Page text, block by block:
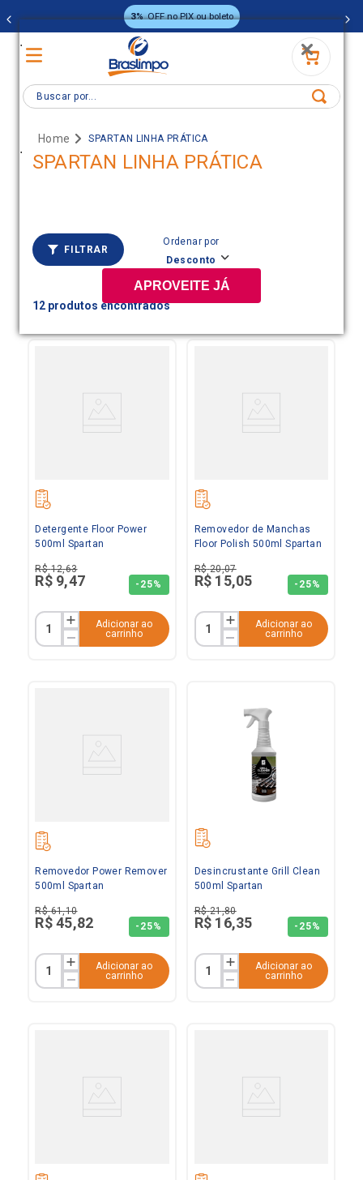
.
.
APROVEITE JÁ
3%OFF no PIX ou boleto
Buscar por...
SPARTAN LINHA PRÁTICA
SPARTAN LINHA PRÁTICA
FILTRAR
Ordenar por
Desconto
12
Detergente Floor Power
500ml Spartan
R$ 12,63
R$ 9,47 - 25%
Adicionar ao
carrinho
Removedor de Manchas
Floor Polish 500ml Spartan
R$ 20,07
R$ 15,05 - 25%
Adicionar ao
carrinho
Removedor Power Remover
500ml Spartan
R$ 61,10
R$ 45,82 - 25%
Adicionar ao
carrinho
Desincrustante Grill Clean
500ml Spartan
R$ 21,80
R$ 16,35 - 25%
Adicionar ao
carrinho